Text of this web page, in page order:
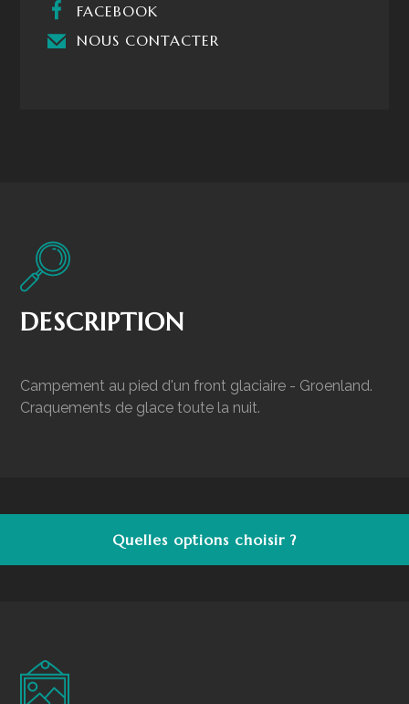
FACEBOOK
NOUS CONTACTER
DESCRIPTION
Campement au pied d'un front glaciaire - Groenland.
Craquements de glace toute la nuit.
Quelles options choisir ?